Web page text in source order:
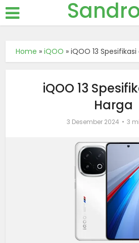
Home »iQOO »iQOO 13
iQOO 13
Harga
3 Desember 2024 3